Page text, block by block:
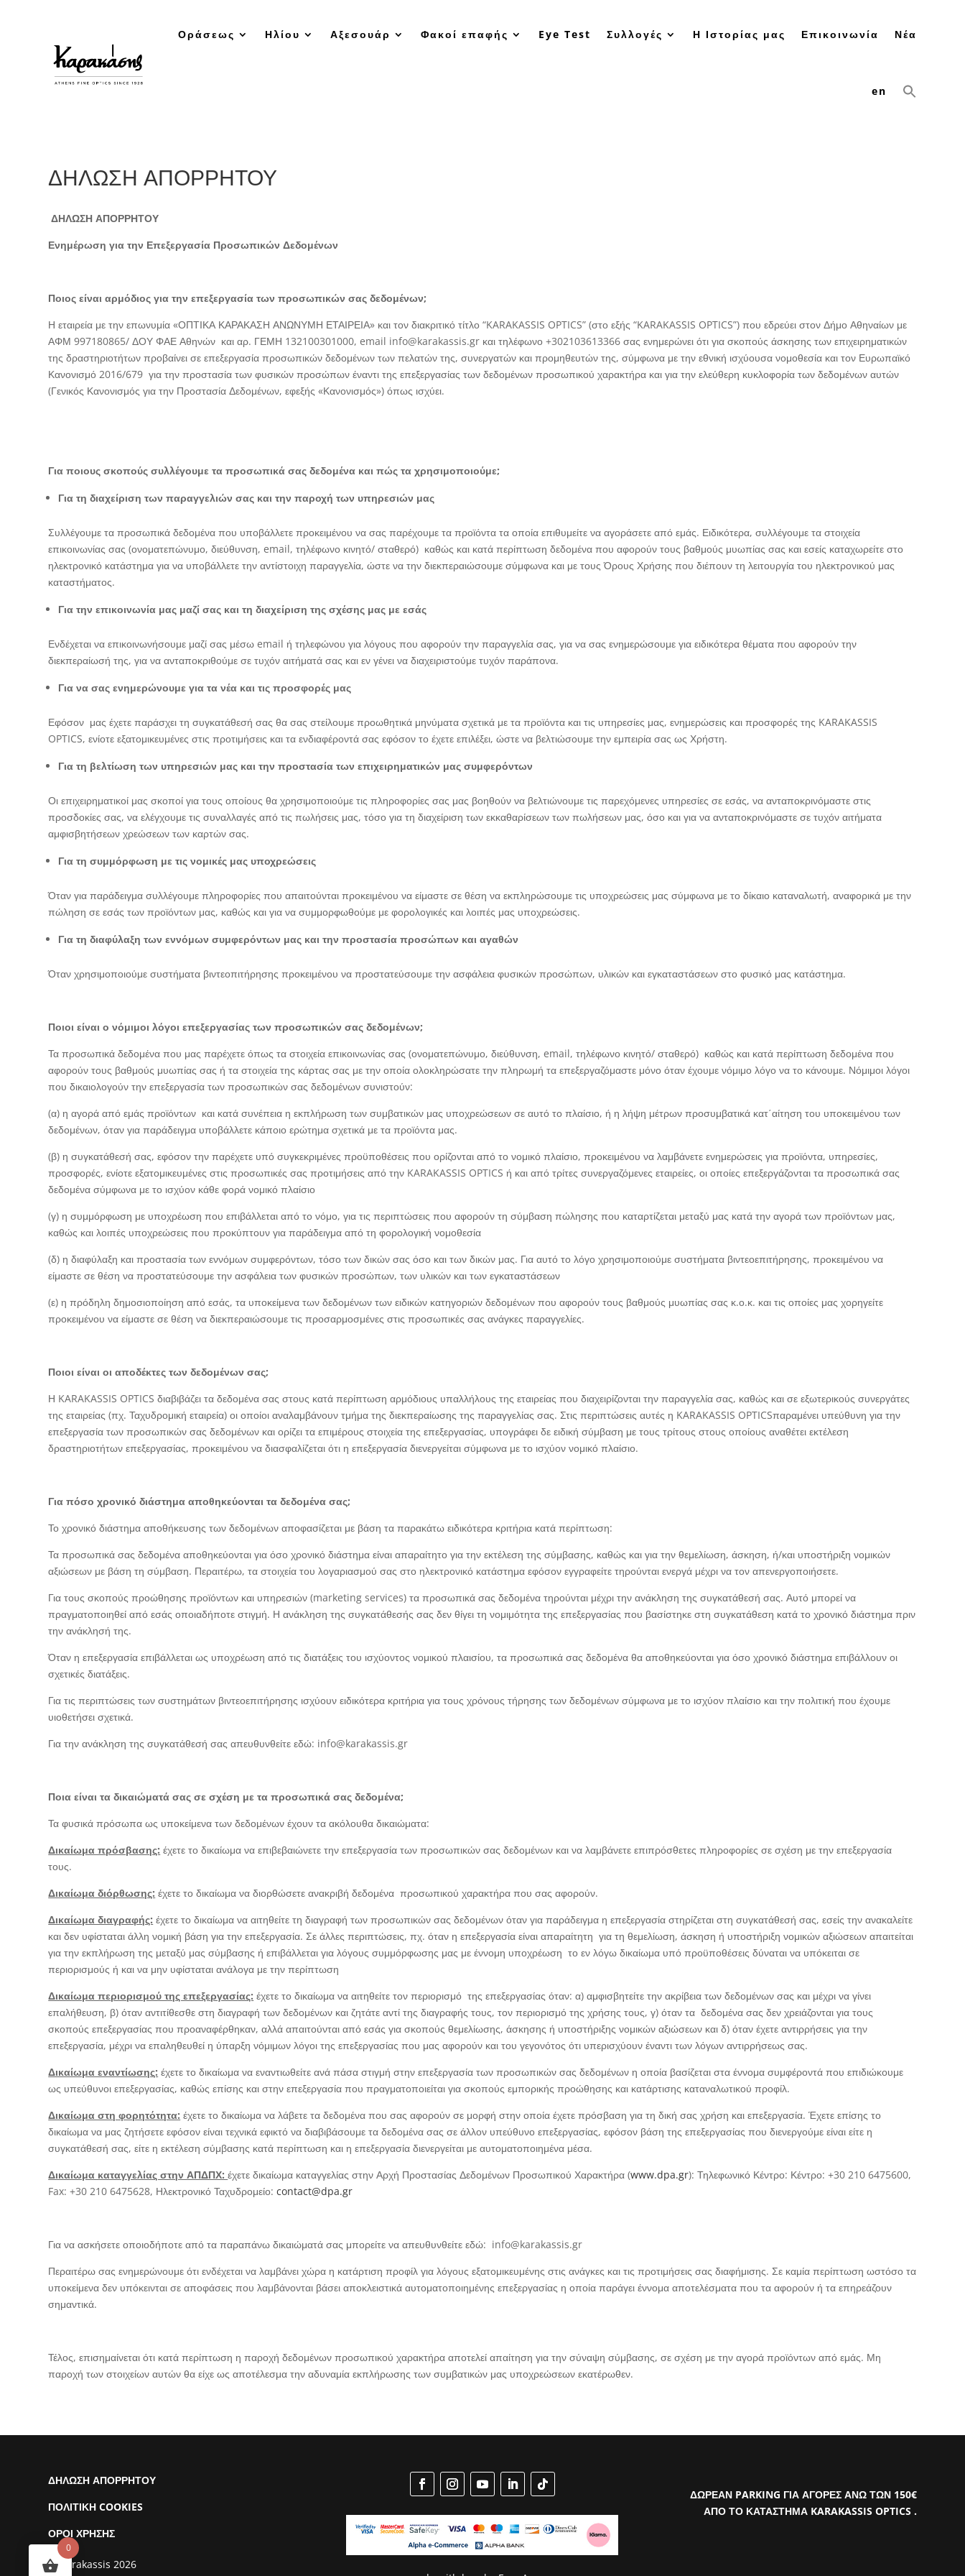
Οράσεως Ηλίου Αξεσουάρ Φακοί επαφής Eye Test Συλλογές Η Ιστορίας μας Επικοινωνία Νέα
en
ΔΗΛΩΣΗ ΑΠΟΡΡΗΤΟΥ
ΔΗΛΩΣΗ ΑΠΟΡΡΗΤΟΥ
Ενημέρωση για την Επεξεργασία Προσωπικών Δεδομένων
Ποιος είναι αρμόδιος για την επεξεργασία των προσωπικών σας δεδομένων;
Η εταιρεία με την επωνυμία «ΟΠΤΙΚΑ ΚΑΡΑΚΑΣΗ ΑΝΩΝΥΜΗ ΕΤΑΙΡΕΙΑ» και τον διακριτικό τίτλο “KARAKASSIS OPTICS” (στο εξής “KARAKASSIS OPTICS”) που εδρεύει στον Δήμο Αθηναίων με
ΑΦΜ 997180865/ ΔΟΥ ΦΑΕ Αθηνών και αρ. ΓΕΜΗ 132100301000, email info@karakassis.gr και τηλέφωνο +302103613366 σας ενημερώνει ότι για σκοπούς άσκησης των επιχειρηματικών
της δραστηριοτήτων προβαίνει σε επεξεργασία προσωπικών δεδομένων των πελατών της, συνεργατών και προμηθευτών της, σύμφωνα με την εθνική ισχύουσα νομοθεσία και τον Ευρωπαϊκό
Κανονισμό 2016/679 για την προστασία των φυσικών προσώπων έναντι της επεξεργασίας των δεδομένων προσωπικού χαρακτήρα και για την ελεύθερη κυκλοφορία των δεδομένων αυτών
(Γενικός Κανονισμός για την Προστασία Δεδομένων, εφεξής «Κανονισμός») όπως ισχύει.
Για ποιους σκοπούς συλλέγουμε τα προσωπικά σας δεδομένα και πώς τα χρησιμοποιούμε;
Για τη διαχείριση των παραγγελιών σας και την παροχή των υπηρεσιών μας
Συλλέγουμε τα προσωπικά δεδομένα που υποβάλλετε προκειμένου να σας παρέχουμε τα προϊόντα τα οποία επιθυμείτε να αγοράσετε από εμάς. Ειδικότερα, συλλέγουμε τα στοιχεία
επικοινωνίας σας (ονοματεπώνυμο, διεύθυνση, email, τηλέφωνο κινητό/ σταθερό) καθώς και κατά περίπτωση δεδομένα που αφορούν τους βαθμούς μυωπίας σας και εσείς καταχωρείτε στο
ηλεκτρονικό κατάστημα για να υποβάλλετε την αντίστοιχη παραγγελία, ώστε να την διεκπεραιώσουμε σύμφωνα και με τους Όρους Χρήσης που διέπουν τη λειτουργία του ηλεκτρονικού μας
καταστήματος.
Για την επικοινωνία μας μαζί σας και τη διαχείριση της σχέσης μας με εσάς
Ενδέχεται να επικοινωνήσουμε μαζί σας μέσω email ή τηλεφώνου για λόγους που αφορούν την παραγγελία σας, για να σας ενημερώσουμε για ειδικότερα θέματα που αφορούν την
διεκπεραίωσή της, για να ανταποκριθούμε σε τυχόν αιτήματά σας και εν γένει να διαχειριστούμε τυχόν παράπονα.
Για να σας ενημερώνουμε για τα νέα και τις προσφορές μας
Εφόσον μας έχετε παράσχει τη συγκατάθεσή σας θα σας στείλουμε προωθητικά μηνύματα σχετικά με τα προϊόντα και τις υπηρεσίες μας, ενημερώσεις και προσφορές της KARAKASSIS
OPTICS, ενίοτε εξατομικευμένες στις προτιμήσεις και τα ενδιαφέροντά σας εφόσον το έχετε επιλέξει, ώστε να βελτιώσουμε την εμπειρία σας ως Χρήστη.
Για τη βελτίωση των υπηρεσιών μας και την προστασία των επιχειρηματικών μας συμφερόντων
Οι επιχειρηματικοί μας σκοποί για τους οποίους θα χρησιμοποιούμε τις πληροφορίες σας μας βοηθούν να βελτιώνουμε τις παρεχόμενες υπηρεσίες σε εσάς, να ανταποκρινόμαστε στις
προσδοκίες σας, να ελέγχουμε τις συναλλαγές από τις πωλήσεις μας, τόσο για τη διαχείριση των εκκαθαρίσεων των πωλήσεων μας, όσο και για να ανταποκρινόμαστε σε τυχόν αιτήματα
αμφισβητήσεων χρεώσεων των καρτών σας.
Για τη συμμόρφωση με τις νομικές μας υποχρεώσεις
Όταν για παράδειγμα συλλέγουμε πληροφορίες που απαιτούνται προκειμένου να είμαστε σε θέση να εκπληρώσουμε τις υποχρεώσεις μας σύμφωνα με το δίκαιο καταναλωτή, αναφορικά με την
πώληση σε εσάς των προϊόντων μας, καθώς και για να συμμορφωθούμε με φορολογικές και λοιπές μας υποχρεώσεις.
Για τη διαφύλαξη των εννόμων συμφερόντων μας και την προστασία προσώπων και αγαθών
Όταν χρησιμοποιούμε συστήματα βιντεοπιτήρησης προκειμένου να προστατεύσουμε την ασφάλεια φυσικών προσώπων, υλικών και εγκαταστάσεων στο φυσικό μας κατάστημα.
Ποιοι είναι ο νόμιμοι λόγοι επεξεργασίας των προσωπικών σας δεδομένων;
Τα προσωπικά δεδομένα που μας παρέχετε όπως τα στοιχεία επικοινωνίας σας (ονοματεπώνυμο, διεύθυνση, email, τηλέφωνο κινητό/ σταθερό) καθώς και κατά περίπτωση δεδομένα που
αφορούν τους βαθμούς μυωπίας σας ή τα στοιχεία της κάρτας σας με την οποία ολοκληρώσατε την πληρωμή τα επεξεργαζόμαστε μόνο όταν έχουμε νόμιμο λόγο να το κάνουμε. Νόμιμοι λόγοι
που δικαιολογούν την επεξεργασία των προσωπικών σας δεδομένων συνιστούν:
(α) η αγορά από εμάς προϊόντων και κατά συνέπεια η εκπλήρωση των συμβατικών μας υποχρεώσεων σε αυτό το πλαίσιο, ή η λήψη μέτρων προσυμβατικά κατ΄αίτηση του υποκειμένου των
δεδομένων, όταν για παράδειγμα υποβάλλετε κάποιο ερώτημα σχετικά με τα προϊόντα μας.
(β) η συγκατάθεσή σας, εφόσον την παρέχετε υπό συγκεκριμένες προϋποθέσεις που ορίζονται από το νομικό πλαίσιο, προκειμένου να λαμβάνετε ενημερώσεις για προϊόντα, υπηρεσίες,
προσφορές, ενίοτε εξατομικευμένες στις προσωπικές σας προτιμήσεις από την KARAKASSIS OPTICS ή και από τρίτες συνεργαζόμενες εταιρείες, οι οποίες επεξεργάζονται τα προσωπικά σας
δεδομένα σύμφωνα με το ισχύον κάθε φορά νομικό πλαίσιο
(γ) η συμμόρφωση με υποχρέωση που επιβάλλεται από το νόμο, για τις περιπτώσεις που αφορούν τη σύμβαση πώλησης που καταρτίζεται μεταξύ μας κατά την αγορά των προϊόντων μας,
καθώς και λοιπές υποχρεώσεις που προκύπτουν για παράδειγμα από τη φορολογική νομοθεσία
(δ) η διαφύλαξη και προστασία των εννόμων συμφερόντων, τόσο των δικών σας όσο και των δικών μας. Για αυτό το λόγο χρησιμοποιούμε συστήματα βιντεοεπιτήρησης, προκειμένου να
είμαστε σε θέση να προστατεύσουμε την ασφάλεια των φυσικών προσώπων, των υλικών και των εγκαταστάσεων
(ε) η πρόδηλη δημοσιοποίηση από εσάς, τα υποκείμενα των δεδομένων των ειδικών κατηγοριών δεδομένων που αφορούν τους βαθμούς μυωπίας σας κ.ο.κ. και τις οποίες μας χορηγείτε
προκειμένου να είμαστε σε θέση να διεκπεραιώσουμε τις προσαρμοσμένες στις προσωπικές σας ανάγκες παραγγελίες.
Ποιοι είναι οι αποδέκτες των δεδομένων σας;
Η KARAKASSIS OPTICS διαβιβάζει τα δεδομένα σας στους κατά περίπτωση αρμόδιους υπαλλήλους της εταιρείας που διαχειρίζονται την παραγγελία σας, καθώς και σε εξωτερικούς συνεργάτες
της εταιρείας (πχ. Ταχυδρομική εταιρεία) οι οποίοι αναλαμβάνουν τμήμα της διεκπεραίωσης της παραγγελίας σας. Στις περιπτώσεις αυτές η KARAKASSIS OPTICSπαραμένει υπεύθυνη για την
επεξεργασία των προσωπικών σας δεδομένων και ορίζει τα επιμέρους στοιχεία της επεξεργασίας, υπογράφει δε ειδική σύμβαση με τους τρίτους στους οποίους αναθέτει εκτέλεση
δραστηριοτήτων επεξεργασίας, προκειμένου να διασφαλίζεται ότι η επεξεργασία διενεργείται σύμφωνα με το ισχύον νομικό πλαίσιο.
Για πόσο χρονικό διάστημα αποθηκεύονται τα δεδομένα σας;
Το χρονικό διάστημα αποθήκευσης των δεδομένων αποφασίζεται με βάση τα παρακάτω ειδικότερα κριτήρια κατά περίπτωση:
Τα προσωπικά σας δεδομένα αποθηκεύονται για όσο χρονικό διάστημα είναι απαραίτητο για την εκτέλεση της σύμβασης, καθώς και για την θεμελίωση, άσκηση, ή/και υποστήριξη νομικών
αξιώσεων με βάση τη σύμβαση. Περαιτέρω, τα στοιχεία του λογαριασμού σας στο ηλεκτρονικό κατάστημα εφόσον εγγραφείτε τηρούνται ενεργά μέχρι να τον απενεργοποιήσετε.
Για τους σκοπούς προώθησης προϊόντων και υπηρεσιών (marketing services) τα προσωπικά σας δεδομένα τηρούνται μέχρι την ανάκληση της συγκατάθεσή σας. Αυτό μπορεί να
πραγματοποιηθεί από εσάς οποιαδήποτε στιγμή. Η ανάκληση της συγκατάθεσής σας δεν θίγει τη νομιμότητα της επεξεργασίας που βασίστηκε στη συγκατάθεση κατά το χρονικό διάστημα πριν
την ανάκλησή της.
Όταν η επεξεργασία επιβάλλεται ως υποχρέωση από τις διατάξεις του ισχύοντος νομικού πλαισίου, τα προσωπικά σας δεδομένα θα αποθηκεύονται για όσο χρονικό διάστημα επιβάλλουν οι
σχετικές διατάξεις.
Για τις περιπτώσεις των συστημάτων βιντεοεπιτήρησης ισχύουν ειδικότερα κριτήρια για τους χρόνους τήρησης των δεδομένων σύμφωνα με το ισχύον πλαίσιο και την πολιτική που έχουμε
υιοθετήσει σχετικά.
Για την ανάκληση της συγκατάθεσή σας απευθυνθείτε εδώ: info@karakassis.gr
Ποια είναι τα δικαιώματά σας σε σχέση με τα προσωπικά σας δεδομένα;
Τα φυσικά πρόσωπα ως υποκείμενα των δεδομένων έχουν τα ακόλουθα δικαιώματα:
Δικαίωμα πρόσβασης: έχετε το δικαίωμα να επιβεβαιώνετε την επεξεργασία των προσωπικών σας δεδομένων και να λαμβάνετε επιπρόσθετες πληροφορίες σε σχέση με την επεξεργασία
τους.
Δικαίωμα διόρθωσης: έχετε το δικαίωμα να διορθώσετε ανακριβή δεδομένα προσωπικού χαρακτήρα που σας αφορούν.
Δικαίωμα διαγραφής: έχετε το δικαίωμα να αιτηθείτε τη διαγραφή των προσωπικών σας δεδομένων όταν για παράδειγμα η επεξεργασία στηρίζεται στη συγκατάθεσή σας, εσείς την ανακαλείτε
και δεν υφίσταται άλλη νομική βάση για την επεξεργασία. Σε άλλες περιπτώσεις, πχ. όταν η επεξεργασία είναι απαραίτητη για τη θεμελίωση, άσκηση ή υποστήριξη νομικών αξιώσεων απαιτείται
για την εκπλήρωση της μεταξύ μας σύμβασης ή επιβάλλεται για λόγους συμμόρφωσης μας με έννομη υποχρέωση το εν λόγω δικαίωμα υπό προϋποθέσεις δύναται να υπόκειται σε
περιορισμούς ή και να μην υφίσταται ανάλογα με την περίπτωση
Δικαίωμα περιορισμού της επεξεργασίας: έχετε το δικαίωμα να αιτηθείτε τον περιορισμό της επεξεργασίας όταν: α) αμφισβητείτε την ακρίβεια των δεδομένων σας και μέχρι να γίνει
επαλήθευση, β) όταν αντιτίθεσθε στη διαγραφή των δεδομένων και ζητάτε αντί της διαγραφής τους, τον περιορισμό της χρήσης τους, γ) όταν τα δεδομένα σας δεν χρειάζονται για τους
σκοπούς επεξεργασίας που προαναφέρθηκαν, αλλά απαιτούνται από εσάς για σκοπούς θεμελίωσης, άσκησης ή υποστήριξης νομικών αξιώσεων και δ) όταν έχετε αντιρρήσεις για την
επεξεργασία, μέχρι να επαληθευθεί η ύπαρξη νόμιμων λόγοι της επεξεργασίας που μας αφορούν και του γεγονότος ότι υπερισχύουν έναντι των λόγων αντιρρήσεως σας.
Δικαίωμα εναντίωσης: έχετε το δικαίωμα να εναντιωθείτε ανά πάσα στιγμή στην επεξεργασία των προσωπικών σας δεδομένων η οποία βασίζεται στα έννομα συμφέροντά που επιδιώκουμε
ως υπεύθυνοι επεξεργασίας, καθώς επίσης και στην επεξεργασία που πραγματοποιείται για σκοπούς εμπορικής προώθησης και κατάρτισης καταναλωτικού προφίλ.
Δικαίωμα στη φορητότητα: έχετε το δικαίωμα να λάβετε τα δεδομένα που σας αφορούν σε μορφή στην οποία έχετε πρόσβαση για τη δική σας χρήση και επεξεργασία. Έχετε επίσης το
δικαίωμα να μας ζητήσετε εφόσον είναι τεχνικά εφικτό να διαβιβάσουμε τα δεδομένα σας σε άλλον υπεύθυνο επεξεργασίας, εφόσον βάση της επεξεργασίας που διενεργούμε είναι είτε η
συγκατάθεσή σας, είτε η εκτέλεση σύμβασης κατά περίπτωση και η επεξεργασία διενεργείται με αυτοματοποιημένα μέσα.
Δικαίωμα καταγγελίας στην ΑΠΔΠΧ:έχετε δικαίωμα καταγγελίας στην Αρχή Προστασίας Δεδομένων Προσωπικού Χαρακτήρα (www.dpa.gr): Τηλεφωνικό Κέντρο: Κέντρο: +30 210 6475600,
Fax: +30 210 6475628, Ηλεκτρονικό Ταχυδρομείο:contact@dpa.gr
Για να ασκήσετε οποιοδήποτε από τα παραπάνω δικαιώματά σας μπορείτε να απευθυνθείτε εδώ: info@karakassis.gr
Περαιτέρω σας ενημερώνουμε ότι ενδέχεται να λαμβάνει χώρα η κατάρτιση προφίλ για λόγους εξατομικευμένης στις ανάγκες και τις προτιμήσεις σας διαφήμισης. Σε καμία περίπτωση ωστόσο τα
υποκείμενα δεν υπόκεινται σε αποφάσεις που λαμβάνονται βάσει αποκλειστικά αυτοματοποιημένης επεξεργασίας η οποία παράγει έννομα αποτελέσματα που τα αφορούν ή τα επηρεάζουν
σημαντικά.
Τέλος, επισημαίνεται ότι κατά περίπτωση η παροχή δεδομένων προσωπικού χαρακτήρα αποτελεί απαίτηση για την σύναψη σύμβασης, σε σχέση με την αγορά προϊόντων από εμάς. Μη
παροχή των στοιχείων αυτών θα είχε ως αποτέλεσμα την αδυναμία εκπλήρωσης των συμβατικών μας υποχρεώσεων εκατέρωθεν.
ΔΗΛΩΣΗ ΑΠΟΡΡΗΤΟΥ
ΠΟΛΙΤΙΚΗ COOKIES
ΟΡΟΙ ΧΡΗΣΗΣ
© Karakassis 2026
ΔΩΡΕΑΝ PARKING ΓΙΑ ΑΓΟΡΕΣ ΑΝΩ ΤΩΝ 150€
ΑΠΟ ΤΟ ΚΑΤΑΣΤΗΜΑ KARAKASSIS OPTICS .
0